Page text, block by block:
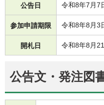
公告日 令和8年7月7
参加申請期限 令和8年8月3
開札日 令和8年8月
公告文・発注図